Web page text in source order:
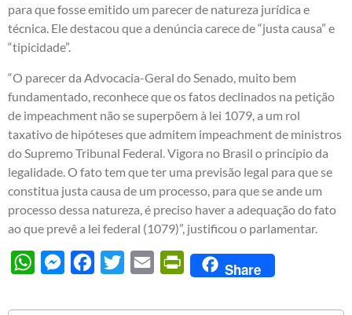
para que fosse emitido um parecer de natureza jurídica e
técnica. Ele destacou que a denúncia carece de “justa causa” e
“tipicidade”.
“O parecer da Advocacia-Geral do Senado, muito bem
fundamentado, reconhece que os fatos declinados na petição
de impeachment não se superpõem à lei 1079, a um rol
taxativo de hipóteses que admitem impeachment de ministros
do Supremo Tribunal Federal. Vigora no Brasil o princípio da
legalidade. O fato tem que ter uma previsão legal para que se
constitua justa causa de um processo, para que se ande um
processo dessa natureza, é preciso haver a adequação do fato
ao que prevê a lei federal (1079)”, justificou o parlamentar.
WhatsAppMessengerFacebook
Twitter Email PrintFriendly
Share